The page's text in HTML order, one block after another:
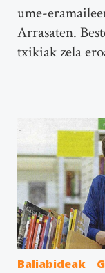
ume-
Arrasaten.
txikiak zela
Baliabideak